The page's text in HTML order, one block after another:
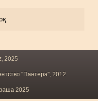
2025
"Пантера", 2012
2025